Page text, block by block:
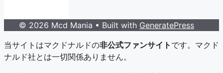
© 2026 Mcd Mania • Built with GeneratePress
当サイトはマクドナルドの非公式ファンサイト です。マクド
ナルド社とは一切関係ありません。